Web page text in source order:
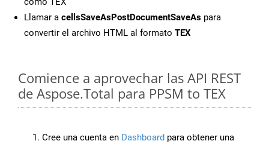
Llamar a cellsSaveAsPostDocumentSaveAs para
convertir el archivo HTML al formato TEX
Comience a aprovechar las API REST
de Aspose.Total para PPSM to TEX
Cree una cuenta en Dashboard para obtener una